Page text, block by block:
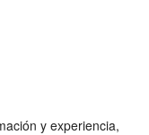
y experiencia,